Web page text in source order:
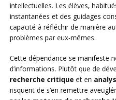
intellectuelles. Les élèves,
instantanées et des guidages
capacité à réfléchir de manière
problèmes par eux-mêmes.
Cette dépendance se manifeste
d’informations. Plutôt que de
recherche critique et en
risquent de s’en remettre